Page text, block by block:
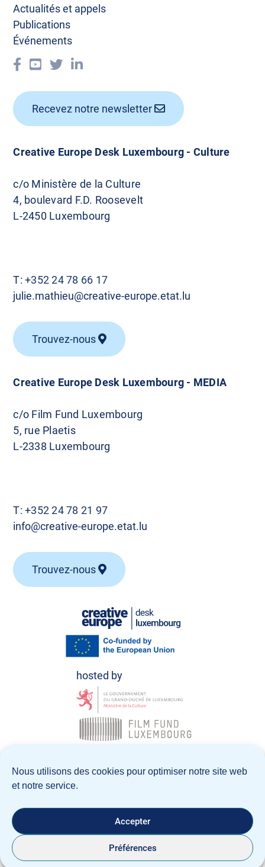
Nous utilisons des cookies pour optimiser notre site web
et notre service.
Accepter
Préférences
Creative Europe Desk Luxembourg - MEDIA
c/o Film Fund Luxembourg
5, rue Plaetis
L-2338 Luxembourg
T:+352 24 78 21 97
info@creative-europe.etat.lu
Trouvez-nous
Creative Europe Desk Luxembourg - Culture
c/o Ministère de la Culture
4, boulevard F.D. Roosevelt
L-2450 Luxembourg
T:+352 24 78 66 17
julie.mathieu@creative-europe.etat.lu
Trouvez-nous
Actualités et appels
Publications
Événements
Recevez notre newsletter
© Creative Europe Desk Luxembourg 2026